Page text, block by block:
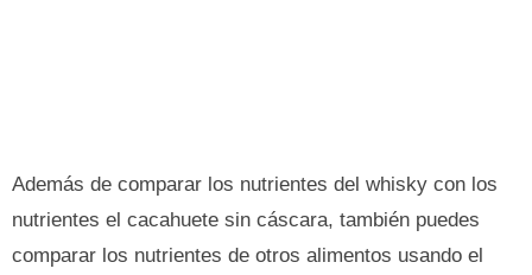
Además de comparar los nutrientes del whisky con los
nutrientes el cacahuete sin cáscara, también puedes
comparar los nutrientes de otros alimentos usando el